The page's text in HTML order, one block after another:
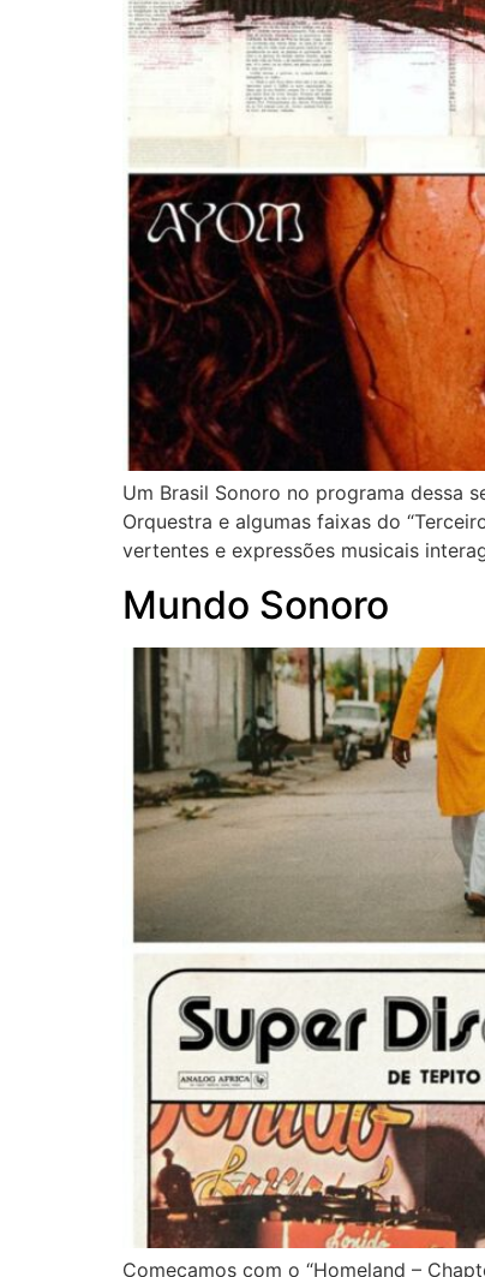
Um Brasil Sonoro no programa dessa
Orquestra e algumas faixas do
vertentes e expressões musicais
Mundo Sonoro
Começamos com o “Homeland –